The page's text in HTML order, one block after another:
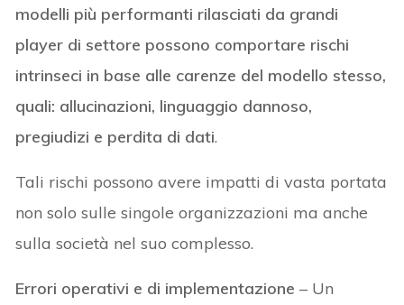
modelli più performanti rilasciati da grandi
player di settore possono comportare rischi
intrinseci in base alle carenze del modello stesso,
quali: allucinazioni, linguaggio dannoso,
pregiudizi e perdita di dati.
Tali rischi possono avere impatti di vasta portata
non solo sulle singole organizzazioni ma anche
sulla società nel suo complesso.
Errori operativi e di implementazione – Un